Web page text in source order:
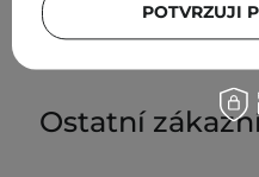
Ostatní
POTVRZUJI